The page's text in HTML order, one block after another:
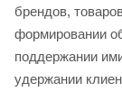
брендов,
формировании
поддержании
удержании